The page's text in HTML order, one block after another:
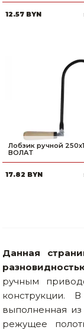
12.57 BYN
Лобзик ручной
ВОЛАТ
17.82 BYN
Данная
ручным
конструкции.
выполненная
режущее